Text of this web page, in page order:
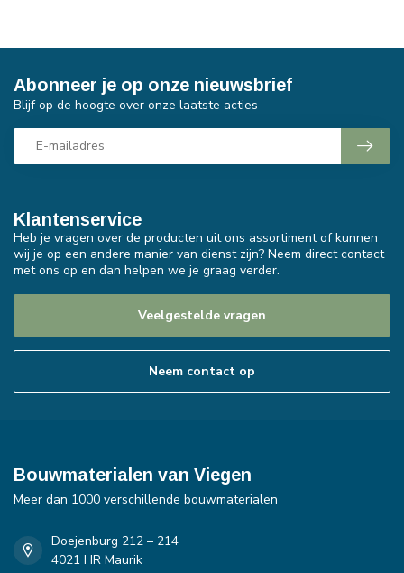
Klantenservice
Heb je vragen over de producten uit ons assortiment of kunnen
wij je op een andere manier van dienst zijn? Neem direct contact
met ons op en dan helpen we je graag verder.
Veelgestelde vragen
Neem contact op
Abonneer je op onze nieuwsbrief
Blijf op de hoogte over onze laatste acties
Bouwmaterialen van Viegen
Meer dan 1000 verschillende bouwmaterialen
Doejenburg 212 – 214
4021 HR Maurik